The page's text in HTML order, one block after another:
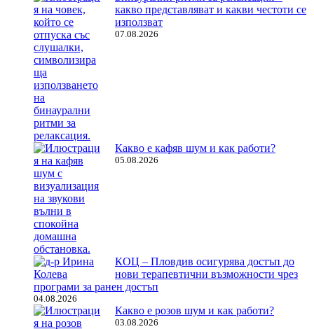
какво представляват и какви честоти се
използват
07.08.2026
Какво е кафяв шум и как работи?
05.08.2026
КОЦ – Пловдив осигурява достъп до
нови терапевтични възможности чрез
програми за ранен достъп
04.08.2026
Какво е розов шум и как работи?
03.08.2026